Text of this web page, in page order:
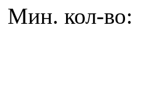
Мин. кол-во: